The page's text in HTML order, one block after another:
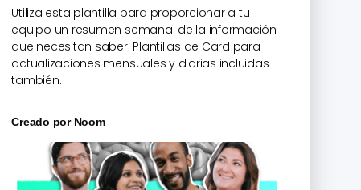
Utiliza esta plantilla para proporcionar a tu
equipo un resumen semanal de la información
que necesitan saber. Plantillas de Card para
actualizaciones mensuales y diarias incluidas
también.
Creado por Noom